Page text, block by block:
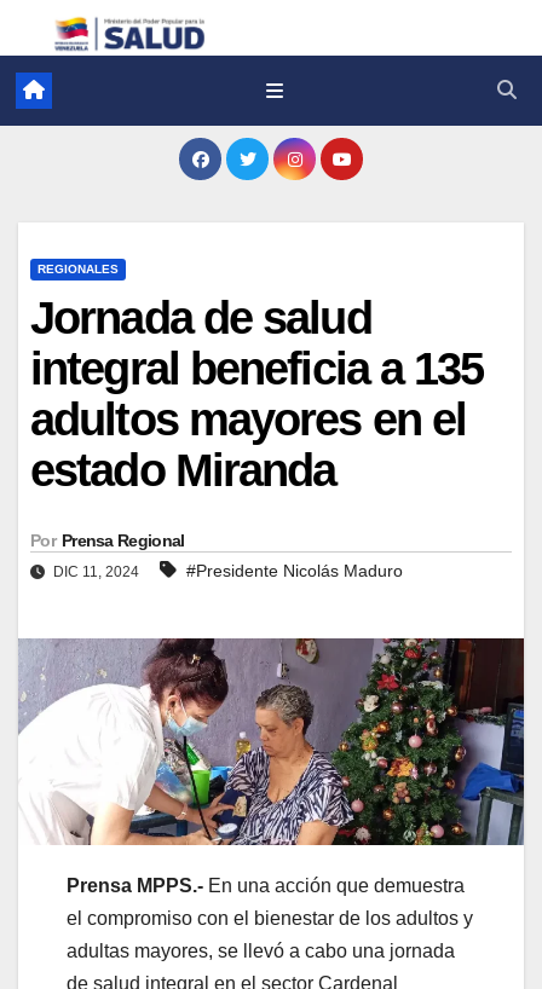
REGIONALES
Jornada de salud
integral beneficia a 135
adultos mayores en el
estado Miranda
Por Prensa Regional
DIC 11, 2024 #Presidente Nicolás Maduro
Prensa MPPS.- En una acción que demuestra
el compromiso con el bienestar de los adultos y
adultas mayores, se llevó a cabo una jornada
de salud integral en el sector Cardenal